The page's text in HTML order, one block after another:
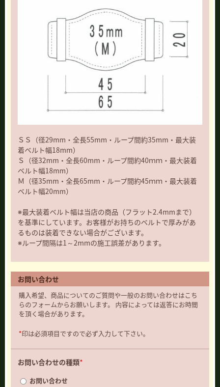
ＳＳ（径29mm・全長55mm・ループ間約35mm・最大装
着ベルト幅18mm）
Ｓ（径32mm・全長60mm・ループ間約40ｍｍ・最大装着
ベルト幅18mm）
Ｍ（径35mm・全長65mm・ループ間約45ｍｍ・最大装着
ベルト幅20mm）
※最大装着ベルト幅は当店の商品（フラット2.4mmまで）
を基準にしています。お客様がお持ちのベルトで厚みがあ
るものは装着できない場合がございます。
※ループ間隔は1～2mmの施工誤差があります。
お問い合わせ
購入希望、商品についてのご質問や一般のお問い合わせはこち
らのフォームからお願いします。 内容によっては返答にお時間
を頂く場合があります。
*印は必須項目ですので必ず入力して下さい。
お問い合わせの種類*
お問い合わせ